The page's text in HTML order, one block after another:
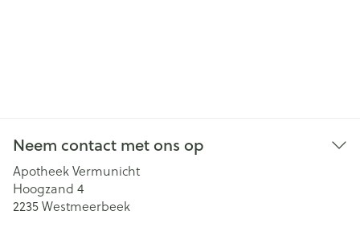
Neem contact met ons op
Apotheek Vermunicht
Hoogzand 4
2235Westmeerbeek